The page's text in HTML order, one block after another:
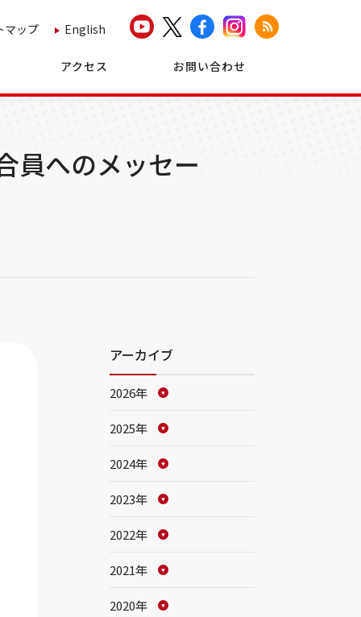
マップ English
アクセス お問い合わせ
員へのメッセー
アーカイブ
2026年
2025年
2024年
2023年
2022年
2021年
2020年